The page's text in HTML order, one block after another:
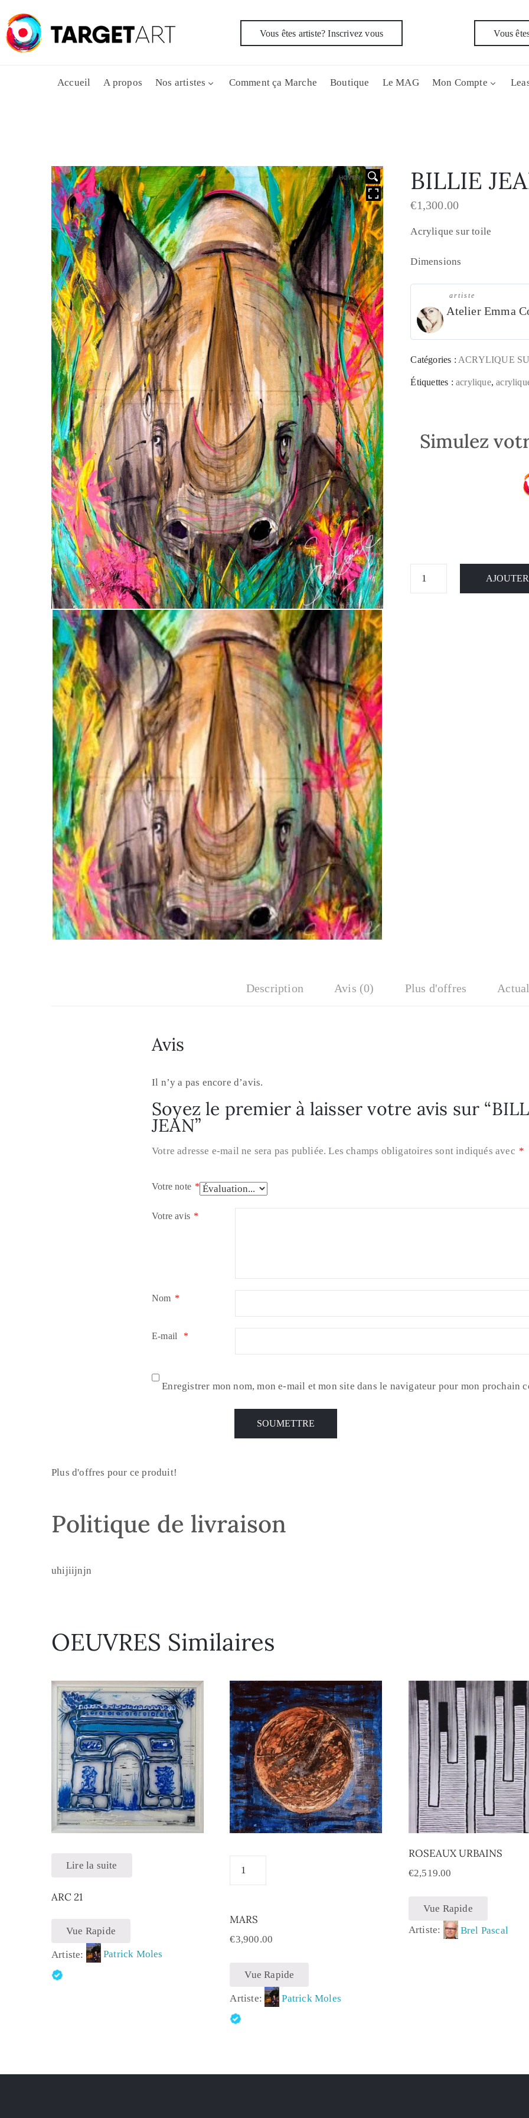
Vous êtes artiste? Inscrivez vous Vous
Accueil A propos Nos artistes Comment ça Marche Boutique Le MAG Mon Compte
HOVER BILLIE
€1,300.00
Acrylique sur toile
Dimensions
artiste
Atelier Emma
Catégories : ACRYLIQUE
Étiquettes :acrylique,
Simulez
Description Avis (0) Plus d'offres
Avis
Il n’y a pas encore d’avis.
Soyez le premier à laisser votre avis sur
JEAN”
Votre adresse e-mail ne sera pas publiée. Les champs obligatoires sont indiqués avec *
Votre note *
Votre avis *
Nom *
E-mail *
Enregistrer mon nom, mon e-mail et mon site dans le navigateur pour mon prochain
Plus d'offres pour ce produit!
Politique de livraison
uhijiijnjn
OEUVRES Similaires
Lire la suite
ARC 21
Vue Rapide
Artiste: Patrick Moles
MARS
€3,900.00
Vue Rapide
Artiste: Patrick Moles
ROSEAUX URBAINS
€2,519.00
Vue Rapide
Artiste:
Brel Pascal